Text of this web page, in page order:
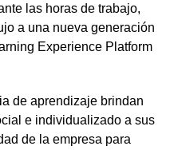
las horas de trabajo,
a una nueva generación
Experience Platform
de aprendizaje brindan
e individualizado a sus
de la empresa para